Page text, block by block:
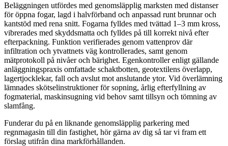
Beläggningen utfördes med genomsläpplig marksten med distanser
för öppna fogar, lagd i halvförband och anpassad runt brunnar och
kantstöd med rena snitt. Fogarna fylldes med tvättad 1–3 mm kross,
vibrerades med skyddsmatta och fylldes på till korrekt nivå efter
efterpackning. Funktion verifierades genom vattenprov där
infiltration och ytvattnets väg kontrollerades, samt genom
mätprotokoll på nivåer och bärighet. Egenkontroller enligt gällande
anläggningspraxis omfattade schaktbotten, geotextilens överlapp,
lagertjocklekar, fall och avslut mot anslutande ytor. Vid överlämning
lämnades skötselinstruktioner för sopning, årlig efterfyllning av
fogmaterial, maskinsugning vid behov samt tillsyn och tömning av
slamfång.
Funderar du på en liknande genomsläpplig parkering med
regnmagasin till din fastighet, hör gärna av dig så tar vi fram ett
förslag utifrån dina markförhållanden.